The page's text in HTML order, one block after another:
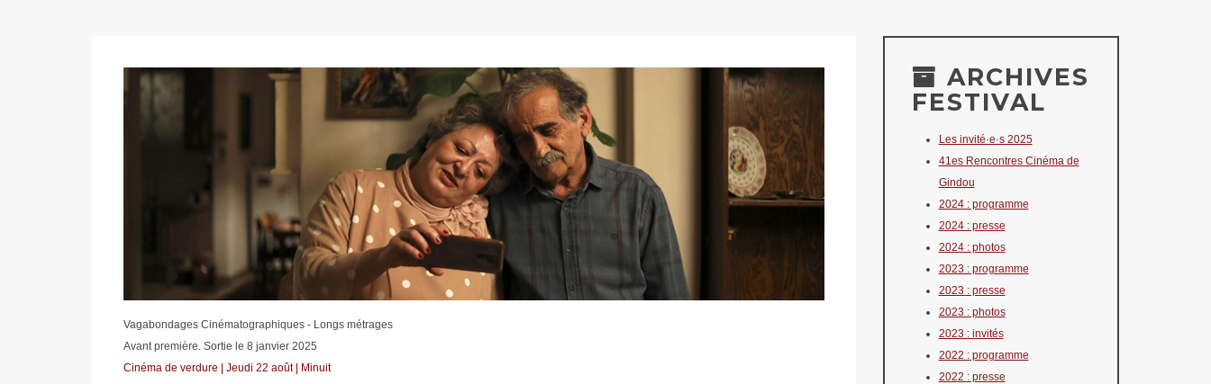
Vagabondages Cinématographiques - Longs métrages
Avant première. Sortie le 8 janvier 2025
Cinéma de verdure | Jeudi 22 août | Minuit
ARCHIVES
FESTIVAL
Les invité·e·s 2025
41es Rencontres Cinéma de
Gindou
2024 : programme
2024 : presse
2024 : photos
2023 : programme
2023 : presse
2023 : photos
2023 : invités
2022 : programme
2022 : presse